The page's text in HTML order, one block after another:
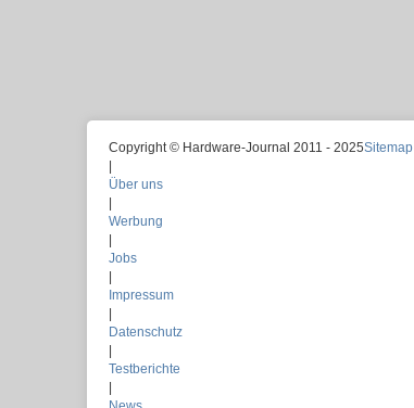
Copyright © Hardware-Journal 2011 - 2025Sitemap
Über uns
Werbung
Jobs
Impressum
Datenschutz
Testberichte